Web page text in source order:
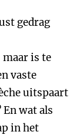
gedrag
is te
vaste
uitspaart
wat als
in het